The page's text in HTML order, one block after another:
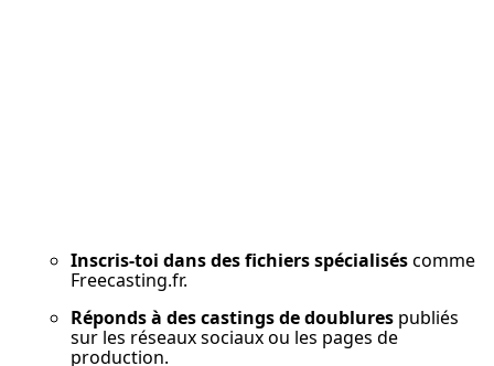
Inscris-toi dans des fichiers spécialisés comme
Freecasting.fr.
Réponds à des castings de doublures publiés
sur les réseaux sociaux ou les pages de
production.